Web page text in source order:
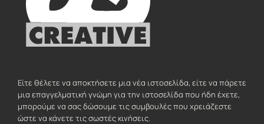
Είτε θέλετε να αποκτήσετε μια νέα ιστοσελίδα, είτε να πάρετε
μια επαγγελματική γνώμη για την ιστοσελίδα που ήδη έχετε,
μπορούμε να σας δώσουμε τις συμβουλές που χρειάζεστε
ώστε να κάνετε τις σωστές κινήσεις.